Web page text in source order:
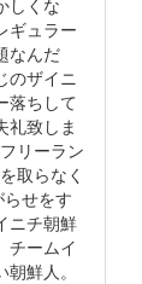
ギュラー
なんだ
のザイニ
落ちして
礼致しま
リーラン
取らなく
せをす
ニチ朝鮮
チームイ
鮮人。